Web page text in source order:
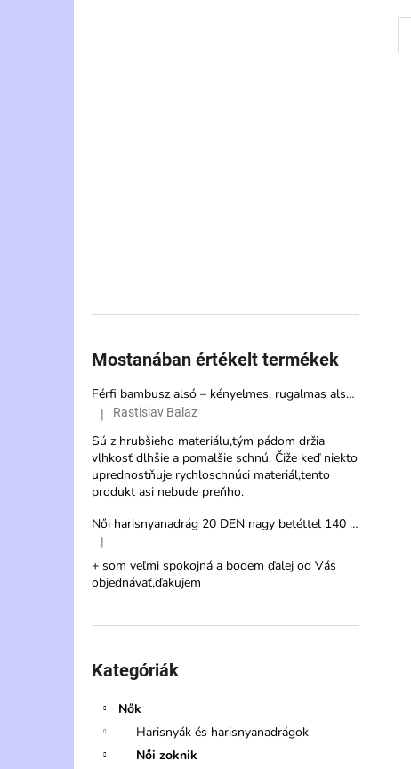
Mostanában értékelt termékek
Férfi bambusz alsó – kényelmes, rugalmas alsónemű magas nedvszívó képességgel
A termék értékelése 5-ből 3 csillag.
| Rastislav Balaz
Sú z hrubšieho materiálu,tým pádom držia
vlhkosť dlhšie a pomalšie schnú. Čiže keď niekto
uprednostňuje rychloschnúci materiál,tento
produkt asi nebude preňho.
Női harisnyanadrág 20 DEN nagy betéttel 140 cm – Veternica Max
A termék értékelése 5-ből 5 csillag.
|
+ som veľmi spokojná a bodem ďalej od Vás
objednávať,ďakujem
átugrása
Kategóriák
Nők
Harisnyák és harisnyanadrágok
Női zoknik